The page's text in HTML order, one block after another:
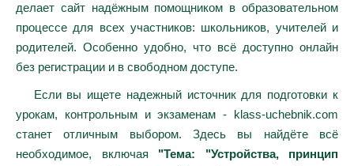
делает сайт надёжным помощником в образовательном
процессе для всех участников: школьников, учителей и
родителей. Особенно удобно, что всё доступно онлайн
без регистрации и в свободном доступе.
Если вы ищете надежный источник для подготовки к
урокам, контрольным и экзаменам - klass-uchebnik.com
станет отличным выбором. Здесь вы найдёте всё
необходимое, включая "Тема: "Устройства, принцип